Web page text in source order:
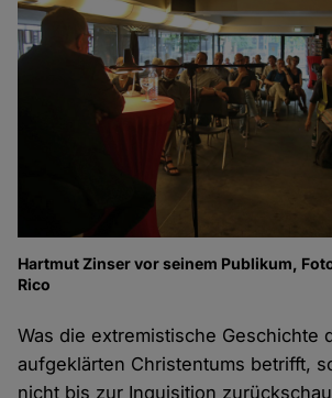
Hartmut Zinser vor seinem Publikum,
Rico
Was die extremistische Geschichte
aufgeklärten Christentums betrifft,
nicht bis zur Inquisition